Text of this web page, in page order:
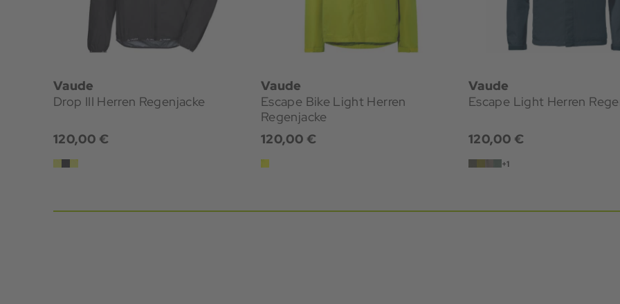
Vaude
Drop III Herren Regenjacke
120,00 €
Vaude
Escape Bike Light Herren
Regenjacke
120,00 €
Vaude
Escape Light Herren
120,00 €
+1